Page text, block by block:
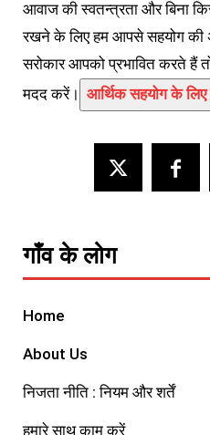
आवाज की स्वतन्त्रता और बिना
रखने के लिए हम आपसे सहयोग की
सरोकार आपको प्रभावित करते हैं
मदद करें। आर्थिक सहयोग के
गाँव के लोग
Home
About Us
निजता नीति : नियम और शर्तें
हमारे साथ काम करें